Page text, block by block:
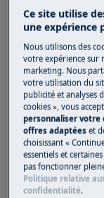
ATTENTION!
Petites
moins de 3
et
Seuls les
produit.
Avant toute
l'alimentation
Ce site utilise
une expérience
Nous utilisons des
votre expérience sur
marketing. Nous
votre utilisation du
publicité et analyses
cookies », vous
personnaliser
offres adaptées et
choisissant «
essentiels et
pas fonctionner
Politique relative
confidentialité.